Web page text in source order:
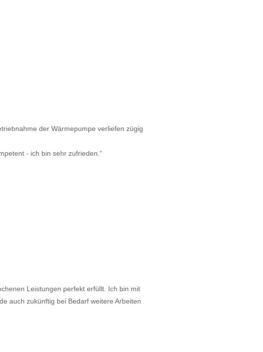
der Wärmepumpe verliefen zügig
- ich bin sehr zufrieden.“
Leistungen perfekt erfüllt. Ich bin mit
auch zukünftig bei Bedarf weitere Arbeiten